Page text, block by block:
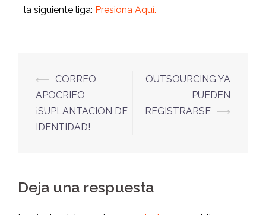
la siguiente liga: Presiona Aquí.
⟵
CORREO
APOCRIFO
¡SUPLANTACION DE
IDENTIDAD!
OUTSOURCING YA
PUEDEN
REGISTRARSE ⟶
Deja una respuesta